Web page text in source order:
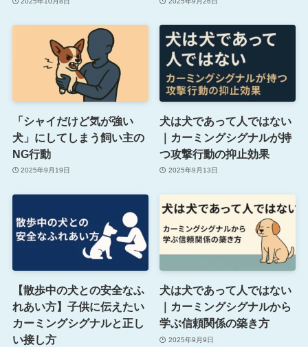
「シャイだけど気が強い
犬」にしてしまう飼い主の
NG行動
2025年9月19日
犬は犬であって人ではない
｜カーミングシグナルが持
つ攻撃行動の抑止効果
2025年9月13日
【散歩中の犬との安全なふ
れあい方】子供に伝えたい
カーミングシグナルと正し
い接し方
犬は犬であって人ではない
｜カーミングシグナルから
学ぶ信頼関係の築き方
2025年9月9日